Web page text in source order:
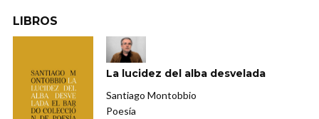
LIBROS
La lucidez del alba desvelada
Santiago Montobbio
Poesía